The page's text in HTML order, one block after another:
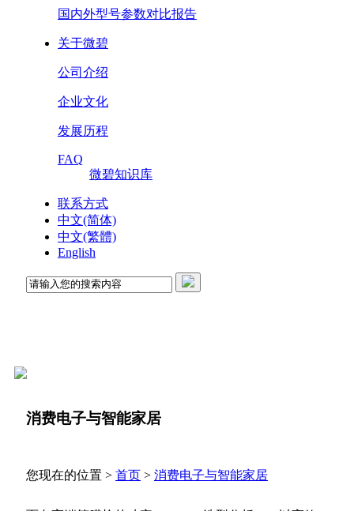
国内外型号参数对比报告
关于微碧
公司介绍
企业文化
发展历程
FAQ
微碧知识库
联系方式
中文(简体)
中文(繁體)
English
消费电子与智能家居
您现在的位置 > 首页 > 消费电子与智能家居